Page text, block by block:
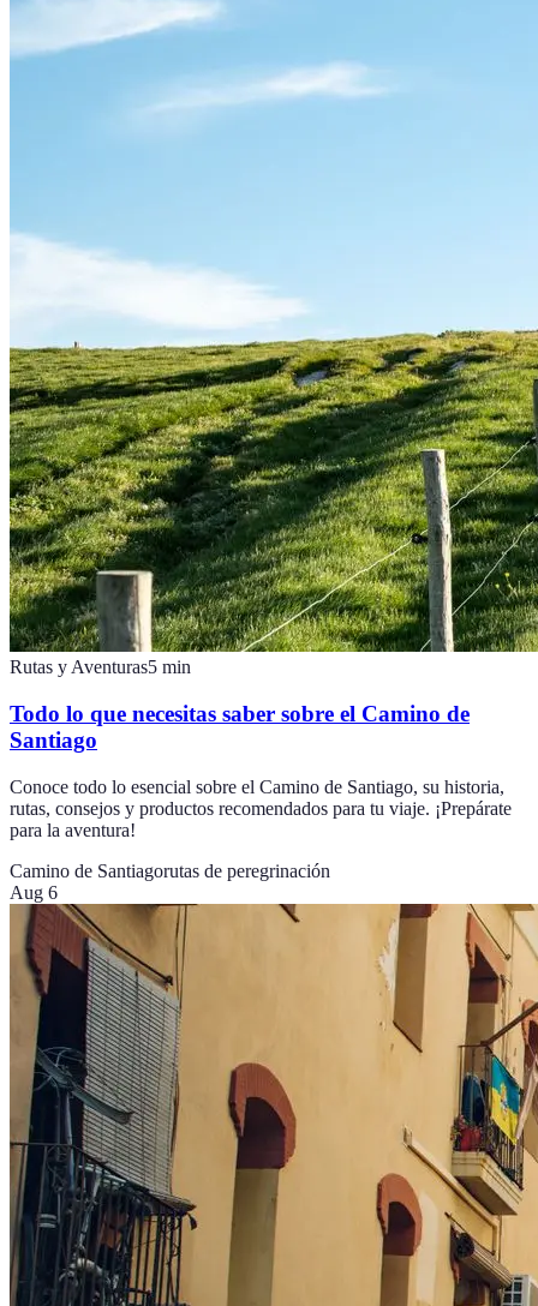
Rutas y Aventuras5 min
Todo lo que necesitas saber sobre el Camino de
Santiago
Conoce todo lo esencial sobre el Camino de Santiago, su historia,
rutas, consejos y productos recomendados para tu viaje. ¡Prepárate
para la aventura!
Camino de Santiagorutas de peregrinación
Aug 6